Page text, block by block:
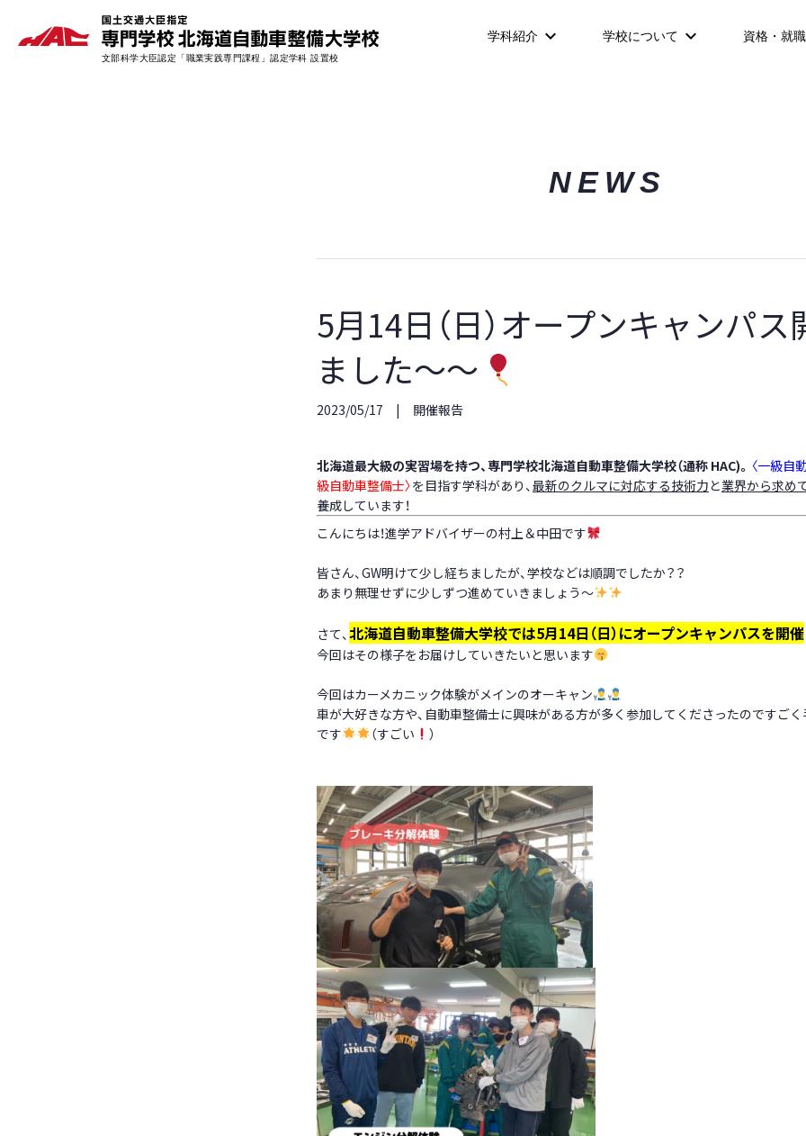
学科紹介 学校について 資格・就職
NEWS
5月14日（日）オープンキャンパス
ました～～
2023/05/17 開催報告
北海道最大級の実習場を持つ、専門学校北海道自動車整備大学校（通称 HAC)。 〈一級自
級自動車整備士〉を目指す学科があり、最新のクルマに対応する技術力と業界から求め
養成しています！
こんにちは！進学アドバイザーの村上＆中田です
皆さん、GW明けて少し経ちましたが、学校などは順調でしたか？？
あまり無理せずに少しずつ進めていきましょう～
さて、北海道自動車整備大学校では5月14日（日）にオープンキャンパスを開催
今回はその様子をお届けしていきたいと思います
今回はカーメカニック体験がメインのオーキャン
車が大好きな方や、自動車整備士に興味がある方が多く参加してくださったのですご
です
（すごい ）